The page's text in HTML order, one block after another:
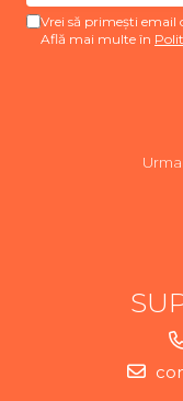
Vrei să primești
Află mai multe în